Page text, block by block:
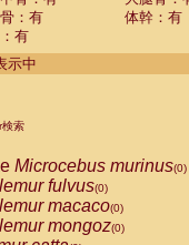
sciureus
caraya
fusca
seniculus
belzebuth
geoffroyi
paniscus(0)
spp. (0)
lagothricha
lagothricha cana
calvus
：有
体幹：有
有
示中
索
Microcebus murinus(0)
fulvus(0)
macaco(0)
mongoz(0)